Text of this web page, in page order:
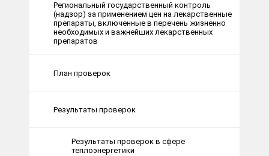
Региональный государственный контроль
(надзор) за применением цен на лекарственные
препараты, включенные в перечень жизненно
необходимых и важнейших лекарственных
препаратов
План проверок
Результаты проверок
Результаты проверок в сфере
теплоэнергетики